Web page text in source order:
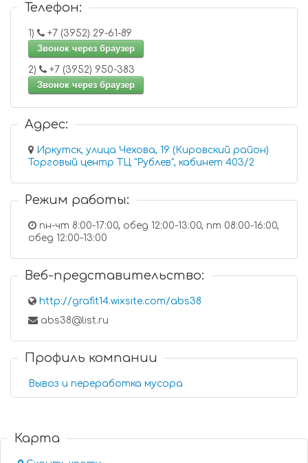
Телефон:
1)
+7 (3952) 29-61-89
Звонок через браузер
2)
+7 (3952) 950-383
Звонок через браузер
Адрес:
Иркутск, улица Чехова, 19 (Кировский район)
Торговый центр ТЦ "Рублев", кабинет 403/2
Режим работы:
пн-чт 8:00-17:00, обед 12:00-13:00, пт 08:00-16:00,
обед 12:00-13:00
Веб-представительство:
http://grafit14.wixsite.com/abs38
abs38@list.ru
Профиль компании
Вывоз и переработка мусора
Карта